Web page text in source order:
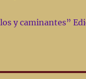
y caminantes”